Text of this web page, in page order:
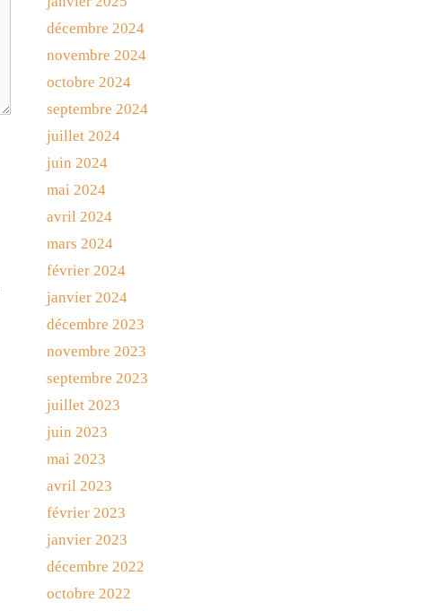
décembre 2024
novembre 2024
octobre 2024
septembre 2024
juillet 2024
juin 2024
mai 2024
avril 2024
mars 2024
février 2024
janvier 2024
décembre 2023
novembre 2023
septembre 2023
juillet 2023
juin 2023
mai 2023
avril 2023
février 2023
janvier 2023
décembre 2022
octobre 2022